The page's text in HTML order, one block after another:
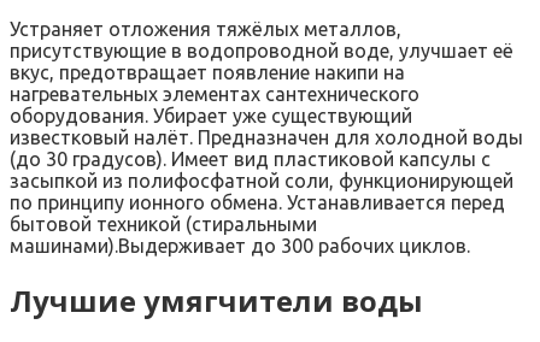
Устраняет отложения тяжёлых металлов,
присутствующие в водопроводной воде, улучшает её
вкус, предотвращает появление накипи на
нагревательных элементах сантехнического
оборудования. Убирает уже существующий
известковый налёт. Предназначен для холодной воды
(до 30 градусов). Имеет вид пластиковой капсулы с
засыпкой из полифосфатной соли, функционирующей
по принципу ионного обмена. Устанавливается перед
бытовой техникой (стиральными
машинами).Выдерживает до 300 рабочих циклов.
Лучшие умягчители воды